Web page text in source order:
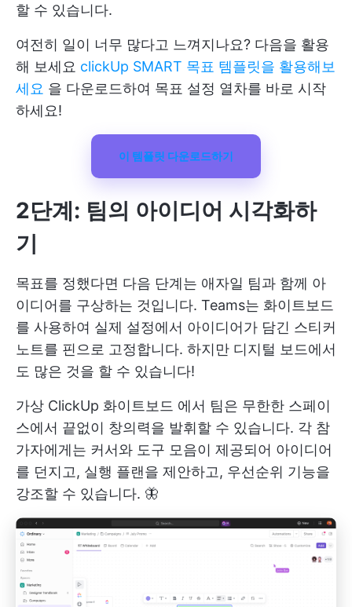
할 수 있습니다.
여전히 일이 너무 많다고 느껴지나요? 다음을 활용
해 보세요 clickUp SMART 목표 템플릿을 활용해보
세요 을 다운로드하여 목표 설정 열차를 바로 시작
하세요!
이 템플릿 다운로드하기
2단계: 팀의 아이디어 시각화하
기
목표를 정했다면 다음 단계는 애자일 팀과 함께 아
이디어를 구상하는 것입니다. Teams는 화이트보드
를 사용하여 실제 설정에서 아이디어가 담긴 스티커
노트를 핀으로 고정합니다. 하지만 디지털 보드에서
도 많은 것을 할 수 있습니다!
가상 ClickUp 화이트보드 에서 팀은 무한한 스페이
스에서 끝없이 창의력을 발휘할 수 있습니다. 각 참
가자에게는 커서와 도구 모음이 제공되어 아이디어
를 던지고, 실행 플랜을 제안하고, 우선순위 기능을
강조할 수 있습니다. 🦋